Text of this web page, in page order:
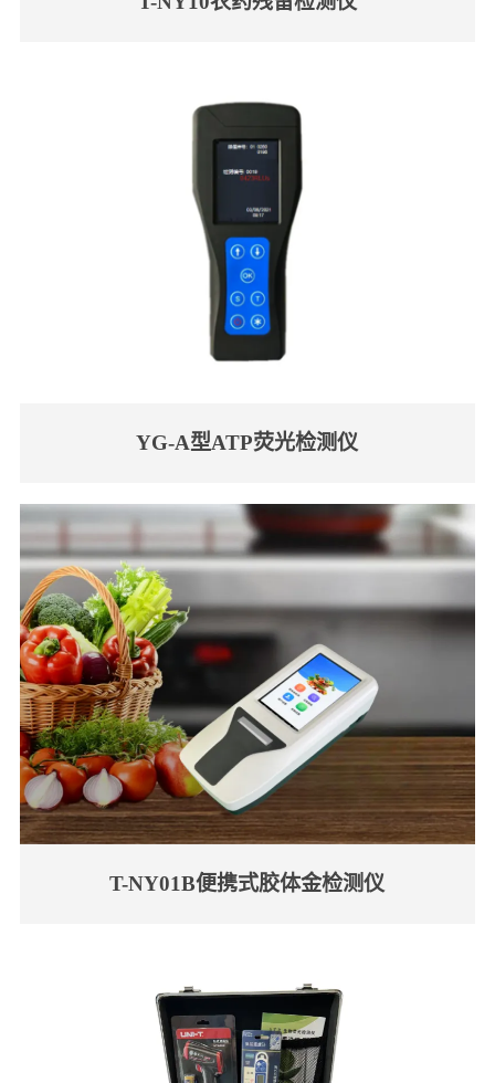
YG-A型ATP荧光检测仪
T-NY01B便携式胶体金检测仪